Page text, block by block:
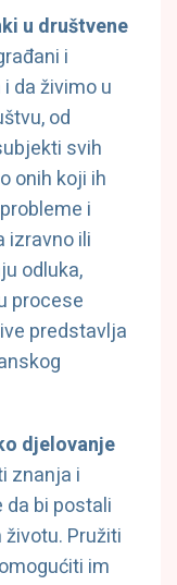
u društvene
i
da živimo u
od
svih
onih koji ih
i
izravno ili
odluka,
procese
predstavlja
djelovanje
znanja i
bi postali
Pružiti
im